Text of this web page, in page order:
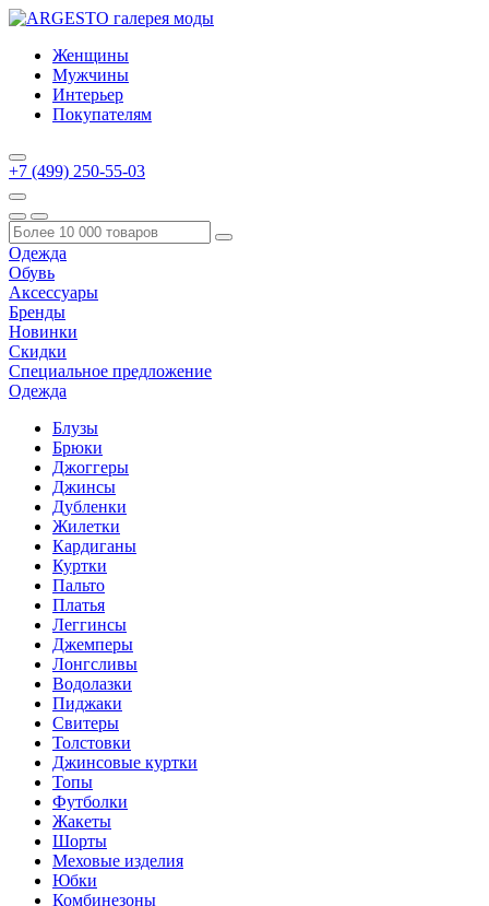
Женщины
Мужчины
Интерьер
Покупателям
+7 (499) 250-55-03
Одежда
Обувь
Аксессуары
Бренды
Новинки
Скидки
Специальное предложение
Одежда
Блузы
Брюки
Джоггеры
Джинсы
Дубленки
Жилетки
Кардиганы
Куртки
Пальто
Платья
Леггинсы
Джемперы
Лонгсливы
Водолазки
Пиджаки
Свитеры
Толстовки
Джинсовые куртки
Топы
Футболки
Жакеты
Шорты
Меховые изделия
Юбки
Комбинезоны